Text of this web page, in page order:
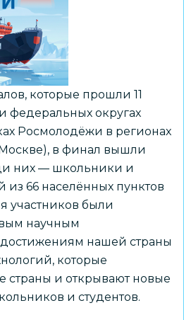
которые прошли 11
федеральных округах
Росмолодёжи в регионах
в финал вышли
них — школьники и
из 66 населённых пунктов
участников были
научным
нашей страны
которые
и открывают новые
и студентов.